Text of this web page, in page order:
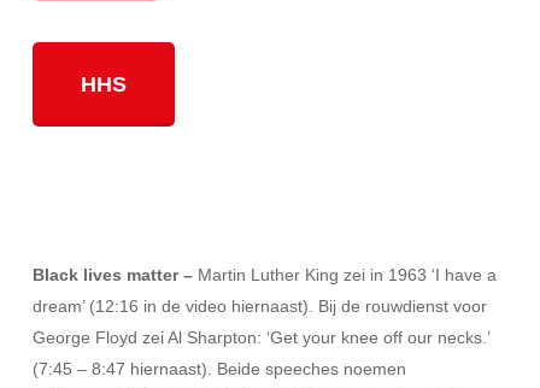
HHS
Black lives matter – Martin Luther King zei in 1963 ‘I have a
dream’ (12:16 in de video hiernaast). Bij de rouwdienst voor
George Floyd zei Al Sharpton: ‘Get your knee off our necks.’
(7:45 – 8:47 hiernaast). Beide speeches noemen